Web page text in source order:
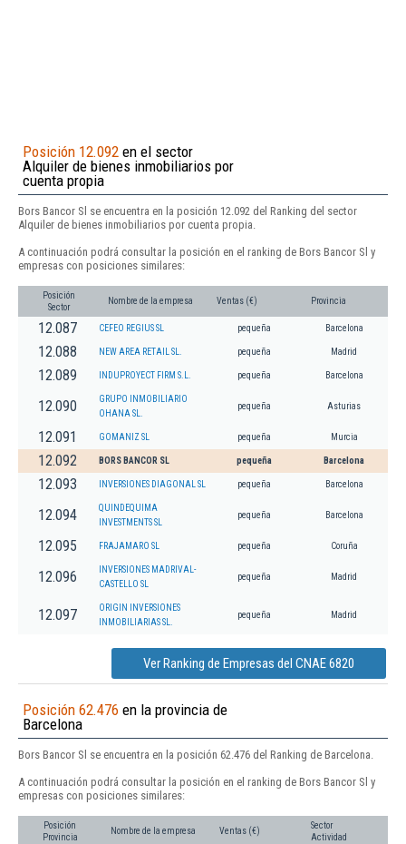
Posición 12.092 en el sector
Alquiler de bienes inmobiliarios por
cuenta propia
Bors Bancor Sl se encuentra en la posición 12.092 del Ranking del sector
Alquiler de bienes inmobiliarios por cuenta propia.
A continuación podrá consultar la posición en el ranking de Bors Bancor Sl y
empresas con posiciones similares:
Posición
Sector
Nombre de la empresa Ventas (€) Provincia
12.087 CEFEO REGIUS SL pequeña Barcelona
12.088 NEW AREA RETAIL SL. pequeña Madrid
12.089 INDUPROYECT FIRM S.L. pequeña Barcelona
12.090
GRUPO INMOBILIARIO
OHANA SL.
pequeña Asturias
12.091 GOMANIZ SL pequeña Murcia
12.092 BORS BANCOR SL pequeña Barcelona
12.093 INVERSIONES DIAGONAL SL pequeña Barcelona
12.094
QUINDEQUIMA
INVESTMENTS SL
pequeña Barcelona
12.095 FRAJAMARO SL pequeña Coruña
12.096
INVERSIONES MADRIVAL-
CASTELLO SL
pequeña Madrid
12.097
ORIGIN INVERSIONES
INMOBILIARIAS SL.
pequeña Madrid
Ver Ranking de Empresas del CNAE 6820
Posición 62.476 en la provincia de
Barcelona
Bors Bancor Sl se encuentra en la posición 62.476 del Ranking de Barcelona.
A continuación podrá consultar la posición en el ranking de Bors Bancor Sl y
empresas con posiciones similares:
Posición
Provincia
Nombre de la empresa Ventas (€)
Sector
Actividad